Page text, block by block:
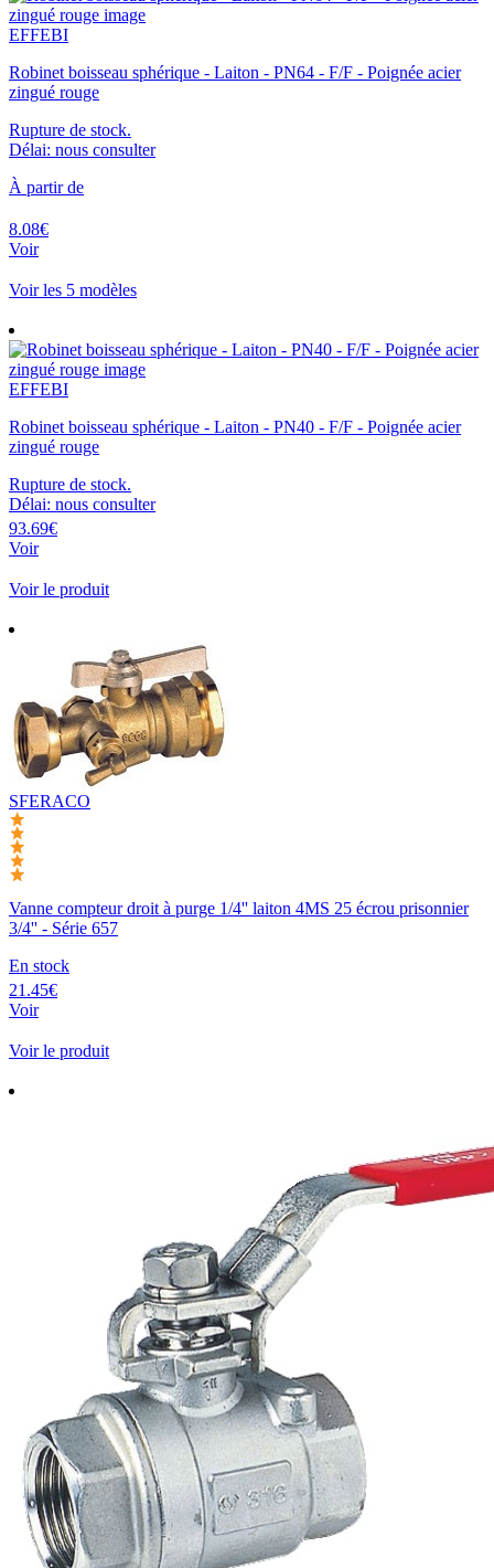
EFFEBI
Robinet boisseau sphérique - Laiton - PN64 - F/F - Poignée acier
zingué rouge
Rupture de stock.
Délai: nous consulter
À partir de
8.08€
Voir
Voir les 5 modèles
EFFEBI
Robinet boisseau sphérique - Laiton - PN40 - F/F - Poignée acier
zingué rouge
Rupture de stock.
Délai: nous consulter
93.69€
Voir
Voir le produit
SFERACO
Vanne compteur droit à purge 1/4'' laiton 4MS 25 écrou prisonnier
3/4'' - Série 657
En stock
21.45€
Voir
Voir le produit